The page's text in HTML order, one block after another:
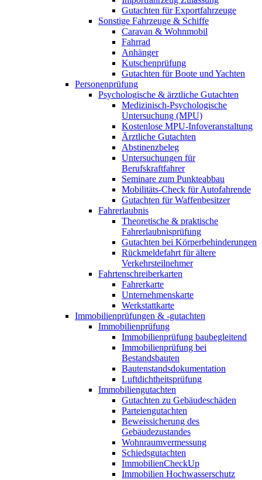
Gutachten für Exportfahrzeuge
Sonstige Fahrzeuge & Schiffe
Caravan & Wohnmobil
Fahrrad
Anhänger
Kutschenprüfung
Gutachten für Boote und Yachten
Personenprüfung
Psychologische & ärztliche Gutachten
Medizinisch-Psychologische
Untersuchung (MPU)
Kostenlose MPU-Infoveranstaltung
Ärztliche Gutachten
Abstinenzbeleg
Untersuchungen für
Berufskraftfahrer
Seminare zum Punkteabbau
Mobilitäts-Check für Autofahrende
Gutachten für Waffenbesitzer
Fahrerlaubnis
Theoretische & praktische
Fahrerlaubnisprüfung
Gutachten bei Körperbehinderungen
Rückmeldefahrt für ältere
Verkehrsteilnehmer
Fahrtenschreiberkarten
Fahrerkarte
Unternehmenskarte
Werkstattkarte
Immobilienprüfungen & -gutachten
Immobilienprüfung
Immobilienprüfung baubegleitend
Immobilienprüfung bei
Bestandsbauten
Bautenstandsdokumentation
Luftdichtheitsprüfung
Immobiliengutachten
Gutachten zu Gebäudeschäden
Parteiengutachten
Beweissicherung des
Gebäudezustandes
Wohnraumvermessung
Schiedsgutachten
ImmobilienCheckUp
Immobilien Hochwasserschutz